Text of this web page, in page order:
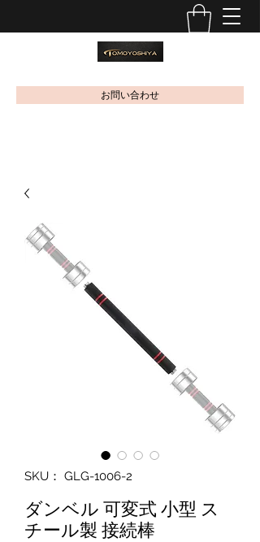
お問い合わせ
SKU： GLG-1006-2
ダンベル 可変式 小型 ス
チール製 接続棒